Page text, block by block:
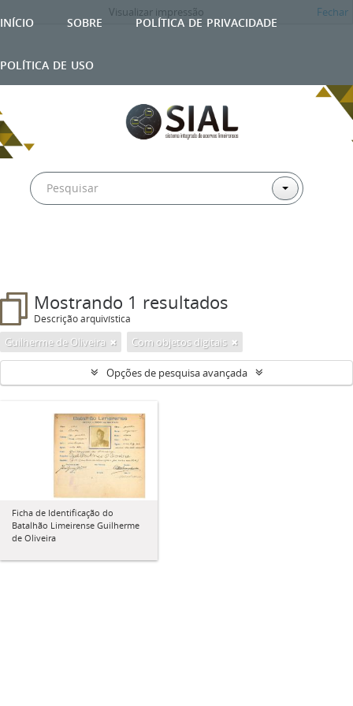
início sobre
política de privacidade
política de uso
Visualizar impressão Fechar
Mostrando 1 resultados
Descrição arquivística
Guilherme de Oliveira Com objetos digitais
Opções de pesquisa avançada
Ficha de Identificação do
Batalhão Limeirense Guilherme
de Oliveira